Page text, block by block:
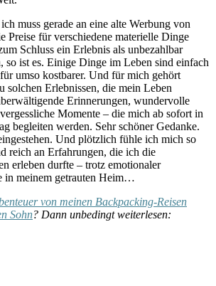
muss gerade an eine alte Werbung von
Preise für verschiedene materielle Dinge
Schluss ein Erlebnis als unbezahlbar
ist es. Einige Dinge im Leben sind einfach
umso kostbarer. Und für mich gehört
solchen Erlebnissen, die mein Leben
Erinnerungen, wundervolle
Momente – die mich ab sofort in
begleiten werden. Sehr schöner Gedanke.
Und plötzlich fühle ich mich so
reich an Erfahrungen, die ich die
erleben durfte – trotz emotionaler
in meinem getrauten Heim…
von meinen Backpacking-Reisen
Sohn? Dann unbedingt weiterlesen: